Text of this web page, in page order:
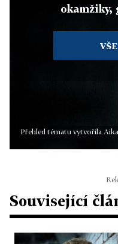
okamžiky,
Přehled tématu vytvořila
Související